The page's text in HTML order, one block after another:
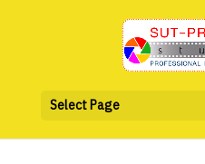
Select Page